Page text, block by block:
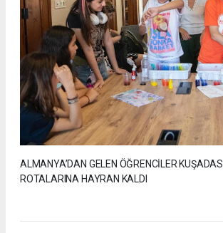
ALMANYA’DAN GELEN ÖĞRENCİLER
ROTALARINA HAYRAN KALDI